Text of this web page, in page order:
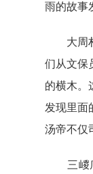
雨的故事
大周村
们从文保
的横木。
发现里面
汤帝不仅
三嵕庙